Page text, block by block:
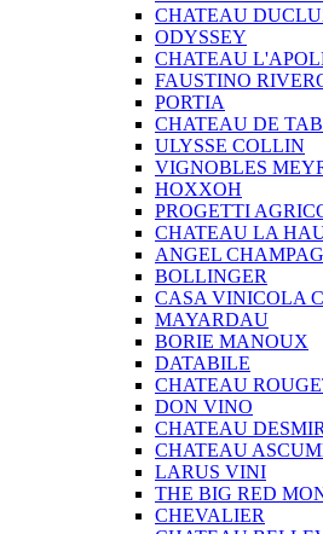
CHATEAU
ODYSSEY
CHATEAU
FAUSTINO
PORTIA
CHATEAU DE
ULYSSE COLLIN
VIGNOBLES
HOXXOH
PROGETTI
CHATEAU LA
ANGEL
BOLLINGER
CASA VINICOLA
MAYARDAU
BORIE MANOUX
DATABILE
CHATEAU
DON VINO
CHATEAU
CHATEAU
LARUS VINI
THE BIG RED
CHEVALIER